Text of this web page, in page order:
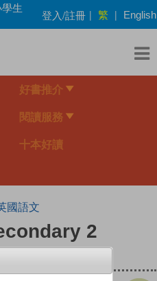
生
登入/註冊 | 繁 | English
好書推介
閱讀服務
十本好讀
國語文
2